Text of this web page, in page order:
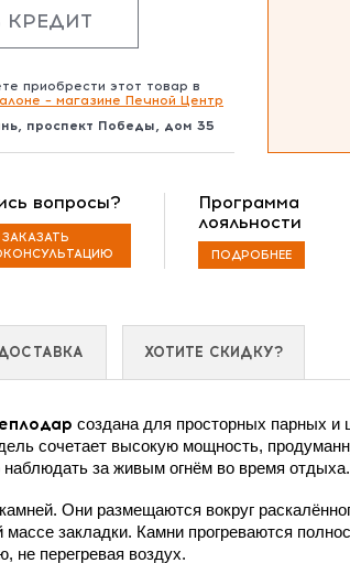
КРЕДИТ
приобрести этот товар в
– магазине Печной Центр
проспект Победы, дом 35
вопросы?
ЗАКАЗАТЬ
Программа
лояльности
ПОДРОБНЕЕ
ХОТИТЕ СКИДКУ?
создана для просторных парных и
сочетает высокую мощность,
за живым огнём во время отдыха.
Они размещаются вокруг
закладки. Камни прогреваются
не перегревая воздух.